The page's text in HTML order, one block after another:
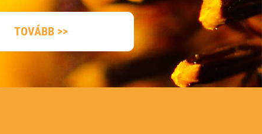
TOVÁBB >>